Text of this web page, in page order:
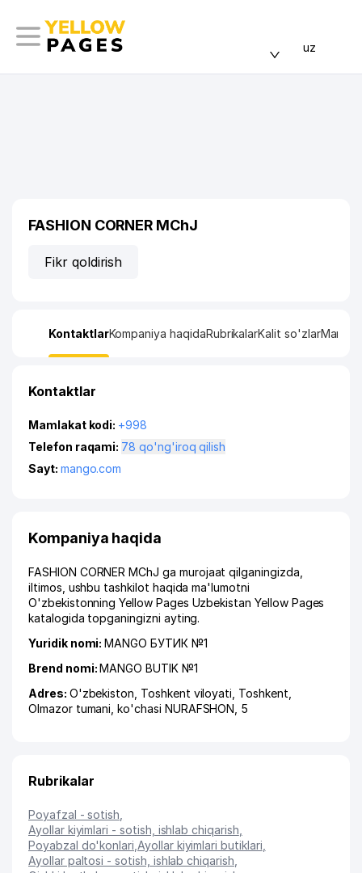
uz
FASHION CORNER MChJ
Fikr qoldirish
KontaktlarKompaniya haqidaRubrikalarKalit so'zlarManzil
Kontaktlar
Mamlakat kodi: +998
Telefon raqami:
78 qo'ng'iroq qilish
Sayt: mango.com
Kompaniya haqida
FASHION CORNER MChJ ga murojaat qilganingizda,
iltimos, ushbu tashkilot haqida ma'lumotni
O'zbekistonning Yellow Pages Uzbekistan Yellow Pages
katalogida topganingizni ayting.
Yuridik nomi:MANGO БУТИК №1
Brend nomi:MANGO BUTIK №1
Adres: O'zbekiston, Toshkent viloyati Toshkent
Olmazor tumani ,ko'chasi NURAFSHON , 5
Rubrikalar
Poyafzal - sotish
Ayollar kiyimlari - sotish, ishlab chiqarish
Poyabzal do'konlari Ayollar kiyimlari butiklari
Ayollar paltosi - sotish, ishlab chiqarish